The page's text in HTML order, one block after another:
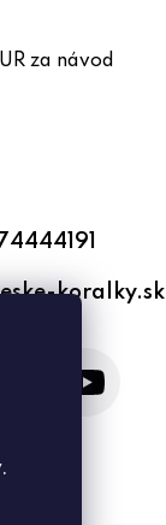
za návod
koralky.sk